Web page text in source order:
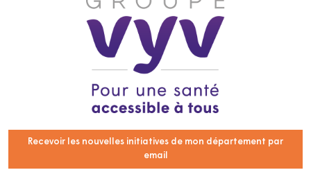
Recevoir les nouvelles initiatives de mon département par
email